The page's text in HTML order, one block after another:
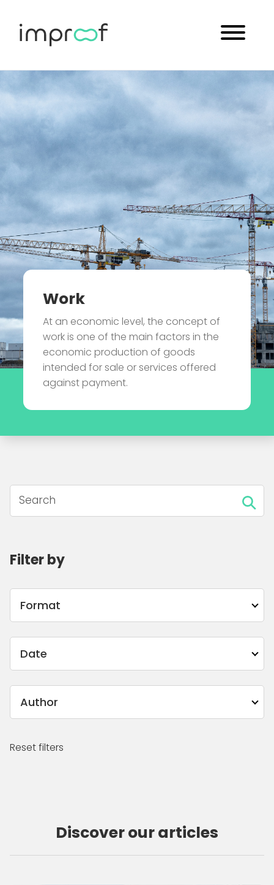
Work
At an economic level, the concept of
work is one of the main factors in the
economic production of goods
intended for sale or services offered
against payment.
Filter by
Format
Date
Author
Reset filters
Discover our articles